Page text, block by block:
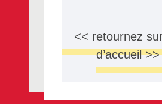
<< retournez
d’accueil >>